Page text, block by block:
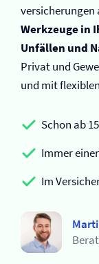
versicherungen
Werkzeuge in
Unfällen und
Privat und
und mit
Schon ab
Immer
Im